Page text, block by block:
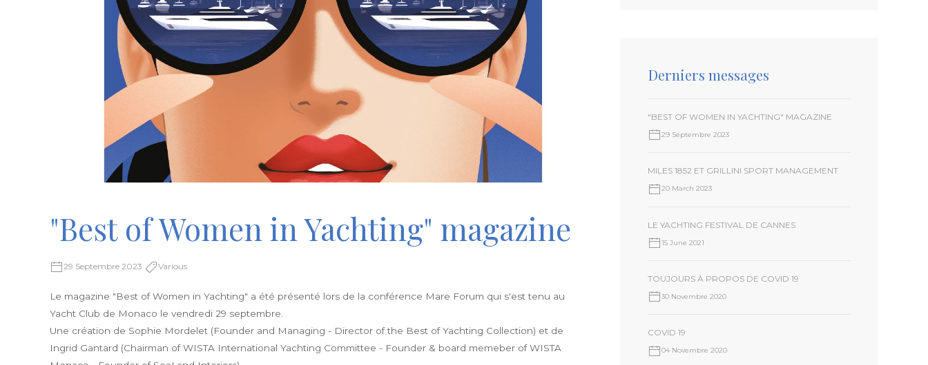
"Best of Women in Yachting" magazine
29 Septembre 2023 Various
Le magazine "Best of Women in Yachting" a été présenté lors de la conférence Mare Forum qui s'est tenu au
Yacht Club de Monaco le vendredi 29 septembre.
Une création de Sophie Mordelet (Founder and Managing - Director of the Best of Yachting Collection) et de
Ingrid Gantard (Chairman of WISTA International Yachting Committee - Founder & board memeber of WISTA
Derniers messages
"BEST OF WOMEN IN YACHTING" MAGAZINE
29 Septembre 2023
MILES 1852 ET GRILLINI SPORT MANAGEMENT
20 March 2023
LE YACHTING FESTIVAL DE CANNES
15 June 2021
TOUJOURS À PROPOS DE COVID 19
30 Novembre 2020
COVID 19
04 Novembre 2020